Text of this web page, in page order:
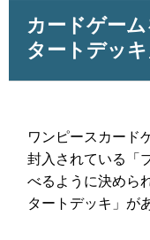
カードゲー
タートデッ
ワンピースカード
封入されている「
べるように決めら
タートデッキ」が